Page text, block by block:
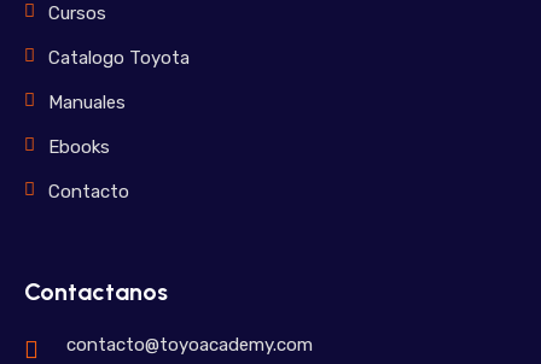
Cursos
Catalogo Toyota
Manuales
Ebooks
Contacto
Contactanos
contacto@toyoacademy.com